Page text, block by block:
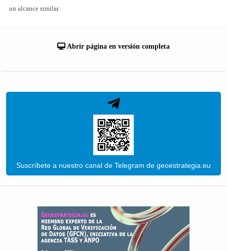
un alcance similar.
Abrir página en versión completa
Suscríbete a nuestro canal de Telegram de geoestrategia.eu